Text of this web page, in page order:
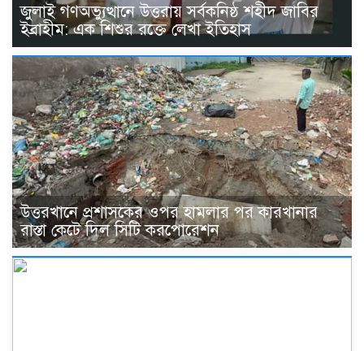
জুলাই গণঅভ্যুত্থানে উত্তরায় সর্বকনিষ্ঠ শহীদ জাবির
ইব্রাহীম: এক শিশুর রক্তে লেখা ইতিহাস
উত্তরখানে প্রশাসকের ওপর হামলার পর কারখানার
রাস্তা কেটে দিল সিটি করপোরেশন